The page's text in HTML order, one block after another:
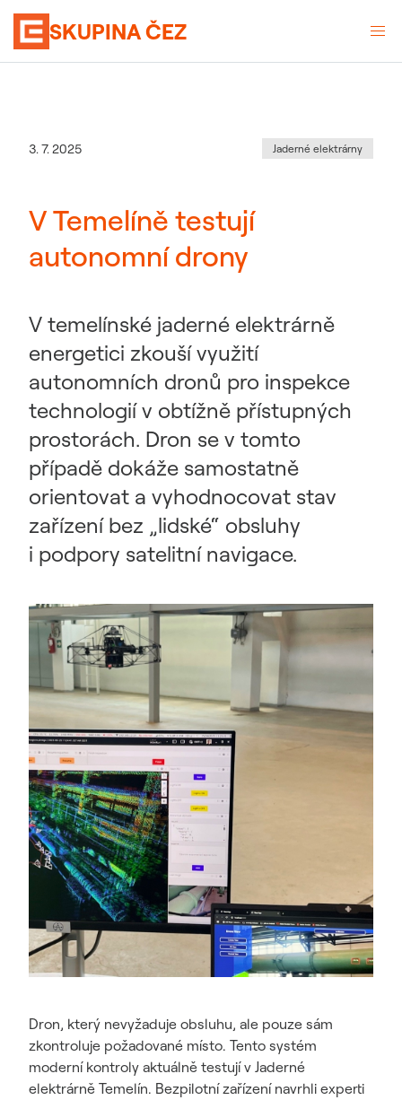
SKUPINA ČEZ
Datum zveřejnění
3. 7. 2025 Kategorie:
Jaderné elektrárny
V Temelíně testují
autonomní drony
V temelínské jaderné elektrárně
energetici zkouší využití
autonomních dronů pro inspekce
technologií v obtížně přístupných
prostorách. Dron se v tomto
případě dokáže samostatně
orientovat a vyhodnocovat stav
zařízení bez „lidské“ obsluhy
i podpory satelitní navigace.
Dron, který nevyžaduje obsluhu, ale pouze sám
zkontroluje požadované místo. Tento systém
moderní kontroly aktuálně testují v Jaderné
elektrárně Temelín. Bezpilotní zařízení navrhli experti